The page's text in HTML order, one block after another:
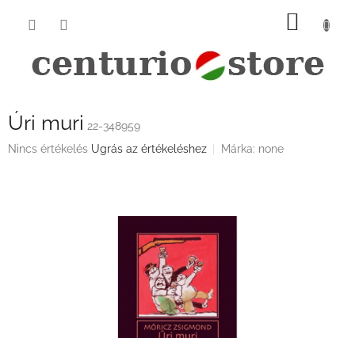
KOSÁR
Úri muri 22-348959
A
Nincs értékelés Ugrás az értékeléshez Márka: none